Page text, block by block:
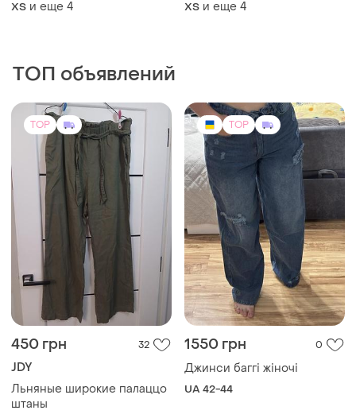
ХS и еще 4 ХS и еще 4
ТОП объявлений
TOP
450 грн 32
JDY
Льняные широкие палаццо
штаны
TOP
1550 грн 0
Джинси баггі жіночі
UA 42-44